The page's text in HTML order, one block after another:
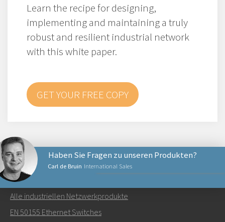
Learn the recipe for designing,
implementing and maintaining a truly
robust and resilient industrial network
with this white paper.
GET YOUR FREE COPY
Carl de Bruin International Sales
Haben Sie Fragen zu unseren Produkten?
Senden Sie eine E-Mail an Carl
NETZWERKPRODUKTE
Alle industriellen Netzwerkprodukte
EN 50155 Ethernet Switches